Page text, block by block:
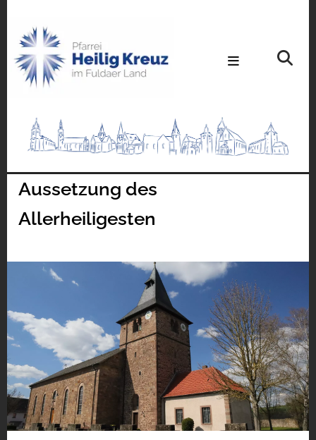
Aussetzung des
Allerheiligesten